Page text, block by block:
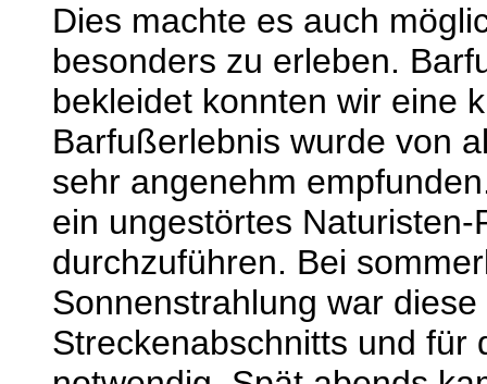
Dies machte es auch
besonders zu erleben.
bekleidet konnten wir eine
Barfußerlebnis wurde von
sehr angenehm
ein ungestörtes
durchzuführen. Bei
Sonnenstrahlung war
Streckenabschnitts und für